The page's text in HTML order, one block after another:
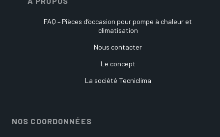
FAQ – Pièces d’occasion pour pompe à chaleur et
climatisation
Nous contacter
Le concept
La société Tecniclima
NOS COORDONNÉES